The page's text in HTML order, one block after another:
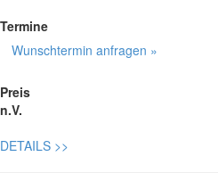
Termine
Wunschtermin anfragen »
Preis
n.V.
DETAILS >>